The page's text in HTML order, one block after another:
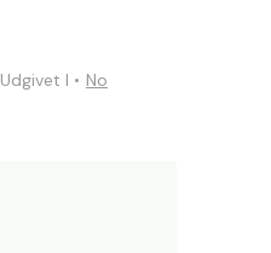
Udgivet I
No